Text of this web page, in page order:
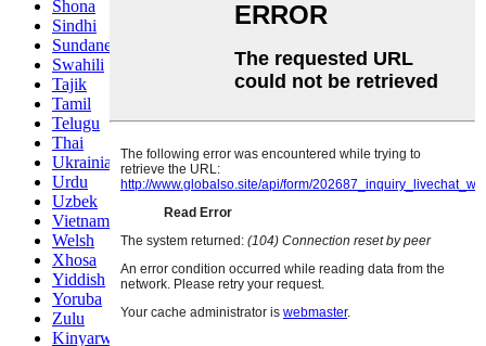
Shona
Sindhi
Sundanese
Swahili
Tajik
Tamil
Telugu
Thai
Ukrainian
Urdu
Uzbek
Vietnamese
Welsh
Xhosa
Yiddish
Yoruba
Zulu
Kinyarwanda